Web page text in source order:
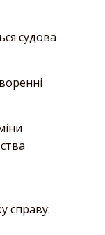
судова
справу: